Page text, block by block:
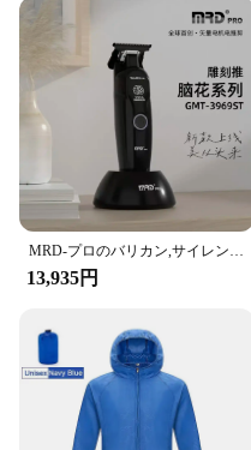
and precise cut every
size makes it easy to
convenient addition to
available for
vendors and
access to quality
With this trimmer,
serve you well for
MRD-プロのバリカン,サイレント,脳,花,彫刻,理髪店,ツール,モルダ,新版
13,935円